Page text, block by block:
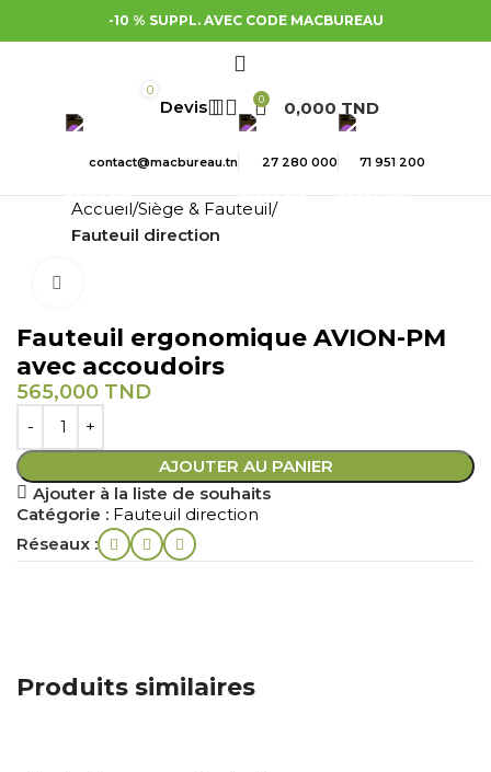
-10 % SUPPL. AVEC CODE MACBUREAU
0
0 0,000 TND
contact@macbureau.tn 27 280 000 71 951 200
Accueil Siège & Fauteuil
Fauteuil direction
Fauteuil ergonomique AVION-PM
avec accoudoirs
565,000 TND
AJOUTER AU PANIER
Ajouter à la liste de souhaits
Catégorie : Fauteuil direction
Réseaux :
Produits similaires